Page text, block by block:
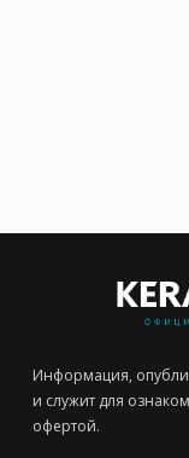
Информация,
и служит для
офертой.